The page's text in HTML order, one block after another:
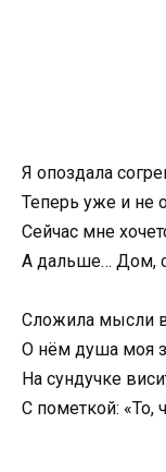
Я опоздала
Теперь уже и не
Сейчас мне
А дальше… Дом,
Сложила мысли
О нём душа моя
На сундучке
С пометкой: «То,